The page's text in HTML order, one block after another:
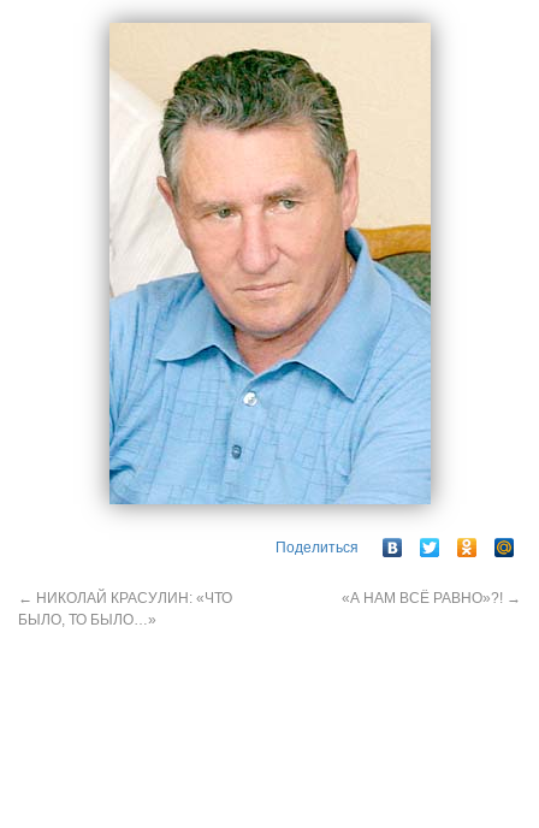
Поделиться
← НИКОЛАЙ КРАСУЛИН: «ЧТО
БЫЛО, ТО БЫЛО…»
«А НАМ ВСЁ РАВНО»?! →